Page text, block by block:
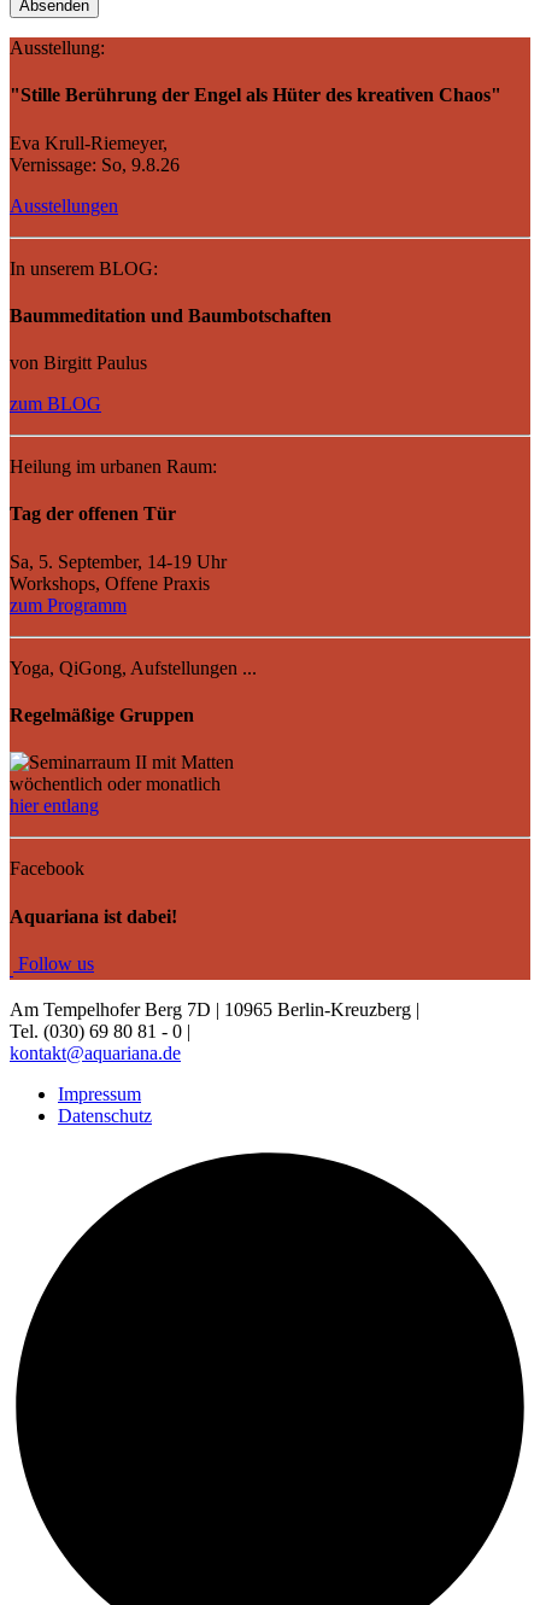
Ausstellung:
"Stille Berührung der Engel als Hüter des kreativen Chaos"
Eva Krull-Riemeyer,
Vernissage: So, 9.8.26
Ausstellungen
In unserem BLOG:
Baummeditation und Baumbotschaften
von Birgitt Paulus
zum BLOG
Heilung im urbanen Raum:
Tag der offenen Tür
Sa, 5. September, 14-19 Uhr
Workshops, Offene Praxis
zum Programm
Yoga, QiGong, Aufstellungen ...
Regelmäßige Gruppen
wöchentlich oder monatlich
hier entlang
Facebook
Aquariana ist dabei!
Follow us
Am Tempelhofer Berg 7D | 10965 Berlin-Kreuzberg |
Tel. (030) 69 80 81 - 0 |
kontakt@aquariana.de
Impressum
Datenschutz